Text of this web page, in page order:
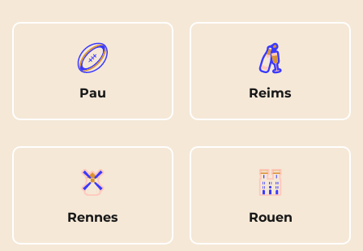
Pau Reims
Rennes Rouen